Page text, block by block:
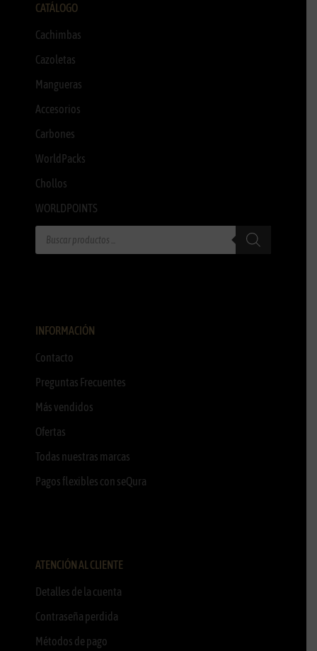
CATÁLOGO
Cachimbas
Cazoletas
Mangueras
Accesorios
Carbones
WorldPacks
Chollos
WORLDPOINTS
INFORMACIÓN
Contacto
Preguntas Frecuentes
Más vendidos
Ofertas
Todas nuestras marcas
Pagos flexibles con seQura
ATENCIÓN AL CLIENTE
Detalles de la cuenta
Contraseña perdida
Métodos de pago